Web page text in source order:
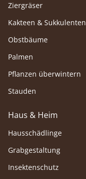
Ziergräser
Kakteen & Sukkulenten
Obstbäume
Palmen
Pflanzen überwintern
Stauden
Haus & Heim
Hausschädlinge
Grabgestaltung
Insektenschutz